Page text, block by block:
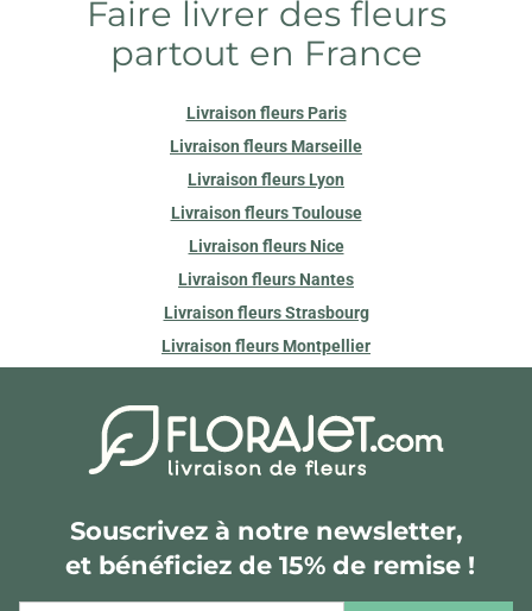
Faire livrer des fleurs
partout en France
Livraison fleurs Paris
Livraison fleurs Marseille
Livraison fleurs Lyon
Livraison fleurs Toulouse
Livraison fleurs Nice
Livraison fleurs Nantes
Livraison fleurs Strasbourg
Livraison fleurs Montpellier
Souscrivez à notre newsletter,
et bénéficiez de 15% de remise !